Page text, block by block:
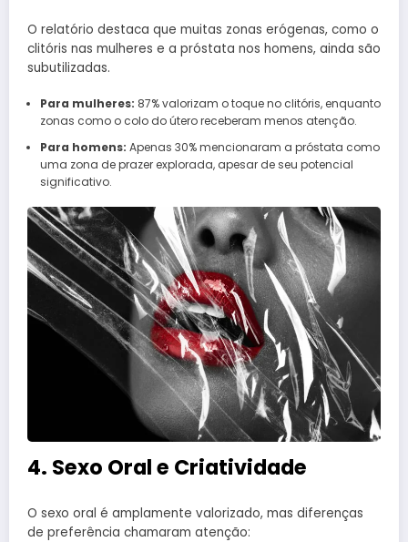
O relatório destaca que muitas zonas erógenas, como o
clitóris nas mulheres e a próstata nos homens, ainda são
subutilizadas.
Para mulheres: 87% valorizam o toque no clitóris, enquanto
zonas como o colo do útero receberam menos atenção.
Para homens: Apenas 30% mencionaram a próstata como
uma zona de prazer explorada, apesar de seu potencial
significativo.
4. Sexo Oral e Criatividade
O sexo oral é amplamente valorizado, mas diferenças
de preferência chamaram atenção: